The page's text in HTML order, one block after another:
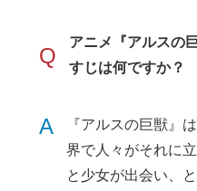
Q
アニメ『アルスの
すじは何ですか？
A
『アルスの巨獣』
界で人々がそれに
と少女が出会い、